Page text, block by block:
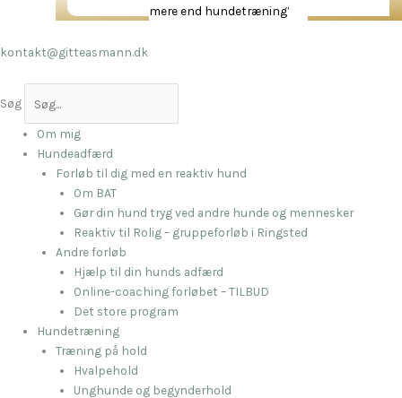
mere end hundetræning’
kontakt@gitteasmann.dk
Søg
Om mig
Hundeadfærd
Forløb til dig med en reaktiv hund
Om BAT
Gør din hund tryg ved andre hunde og mennesker
Reaktiv til Rolig – gruppeforløb i Ringsted
Andre forløb
Hjælp til din hunds adfærd
Online-coaching forløbet – TILBUD
Det store program
Hundetræning
Træning på hold
Hvalpehold
Unghunde og begynderhold